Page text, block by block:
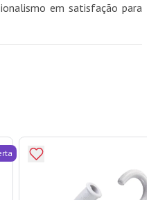
em satisfação para